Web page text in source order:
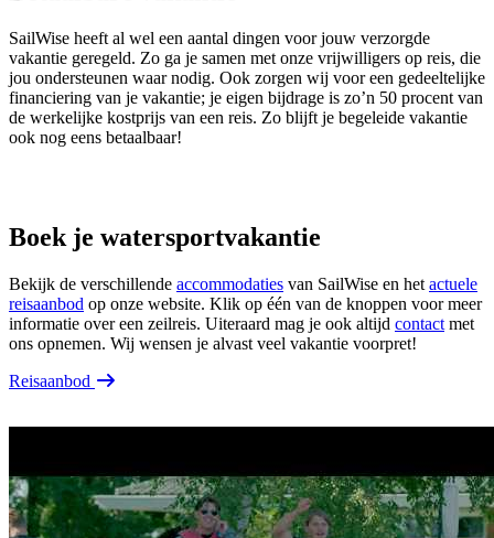
SailWise heeft al wel een aantal dingen voor jouw verzorgde
vakantie geregeld. Zo ga je samen met onze vrijwilligers op reis, die
jou ondersteunen waar nodig. Ook zorgen wij voor een gedeeltelijke
financiering van je vakantie; je eigen bijdrage is zo’n 50 procent van
de werkelijke kostprijs van een reis. Zo blijft je begeleide vakantie
ook nog eens betaalbaar!
Boek je watersportvakantie
Bekijk de verschillende accommodaties van SailWise en het actuele
reisaanbod op onze website. Klik op één van de knoppen voor meer
informatie over een zeilreis. Uiteraard mag je ook altijd contact met
ons opnemen. Wij wensen je alvast veel vakantie voorpret!
Reisaanbod